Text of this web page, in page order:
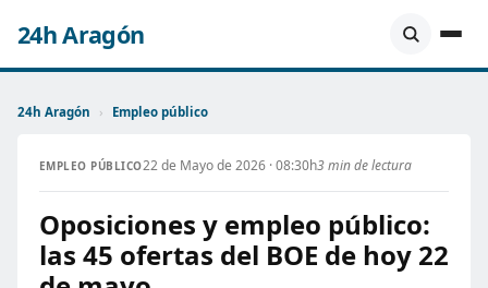
24h Aragón
24h Aragón › Empleo público
EMPLEO PÚBLICO22 de Mayo de 2026 · 08:30h3 min de lectura
Oposiciones y empleo público:
las 45 ofertas del BOE de hoy 22